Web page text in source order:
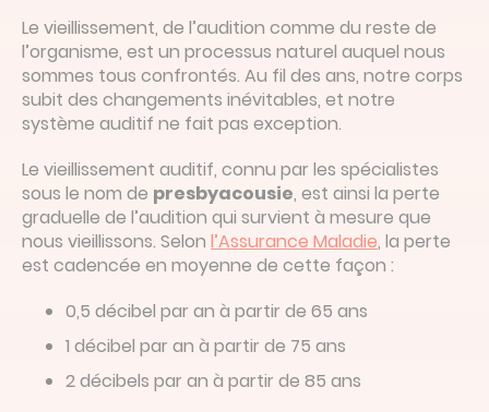
Le vieillissement, de l’audition comme du reste de
l’organisme, est un processus naturel auquel nous
sommes tous confrontés. Au fil des ans, notre corps
subit des changements inévitables, et notre
système auditif ne fait pas exception.
Le vieillissement auditif, connu par les spécialistes
sous le nom de presbyacousie, est ainsi la perte
graduelle de l’audition qui survient à mesure que
nous vieillissons. Selon l’Assurance Maladie, la perte
est cadencée en moyenne de cette façon :
0,5 décibel par an à partir de 65 ans
1 décibel par an à partir de 75 ans
2 décibels par an à partir de 85 ans